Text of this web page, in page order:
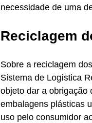
necessidade de uma
Reciclagem
Sobre a reciclagem
Sistema de Logística
objeto dar a obrigação
embalagens plásticas
uso pelo consumidor